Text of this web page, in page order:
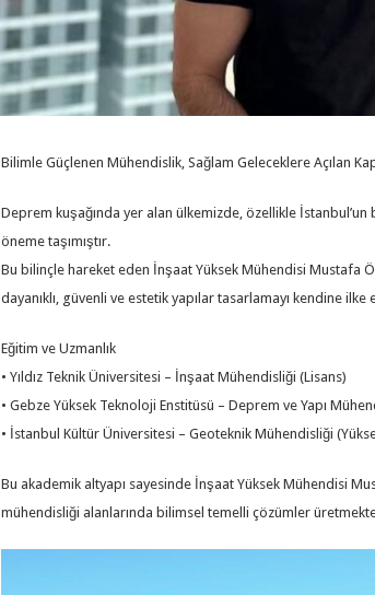
Bilimle Güçlenen Mühendislik, Sağlam Geleceklere Açılan
Deprem kuşağında yer alan ülkemizde, özellikle
öneme taşımıştır.
Bu bilinçle hareket eden İnşaat Yüksek Mühendisi Mustafa
dayanıklı, güvenli ve estetik yapılar tasarlamayı kendine
Eğitim ve Uzmanlık
• Yıldız Teknik Üniversitesi – İnşaat Mühendisliği (Lisans)
• Gebze Yüksek Teknoloji Enstitüsü – Deprem ve Yapı
• İstanbul Kültür Üniversitesi – Geoteknik Mühendisliği
Bu akademik altyapı sayesinde İnşaat Yüksek Mühendisi
mühendisliği alanlarında bilimsel temelli çözümler